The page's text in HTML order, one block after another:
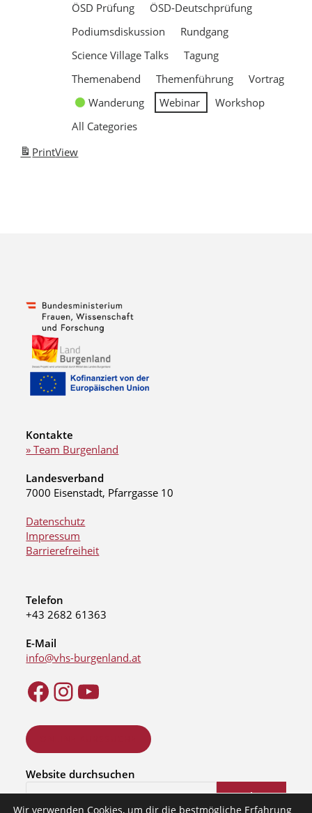
ÖSD Prüfung
ÖSD-Deutschprüfung
Podiumsdiskussion
Rundgang
Science Village Talks
Tagung
Themenabend
Themenführung
Vortrag
Wanderung
Webinar
Workshop
All Categories
PrintView
Kontakte
» Team Burgenland
Landesverband
7000 Eisenstadt, Pfarrgasse 10
Datenschutz
Impressum
Barrierefreiheit
Telefon
+43 2682 61363
E-Mail
info@vhs-burgenland.at
Website durchsuchen
Suchen
Wir verwenden Cookies, um dir die bestmögliche Erfahrung